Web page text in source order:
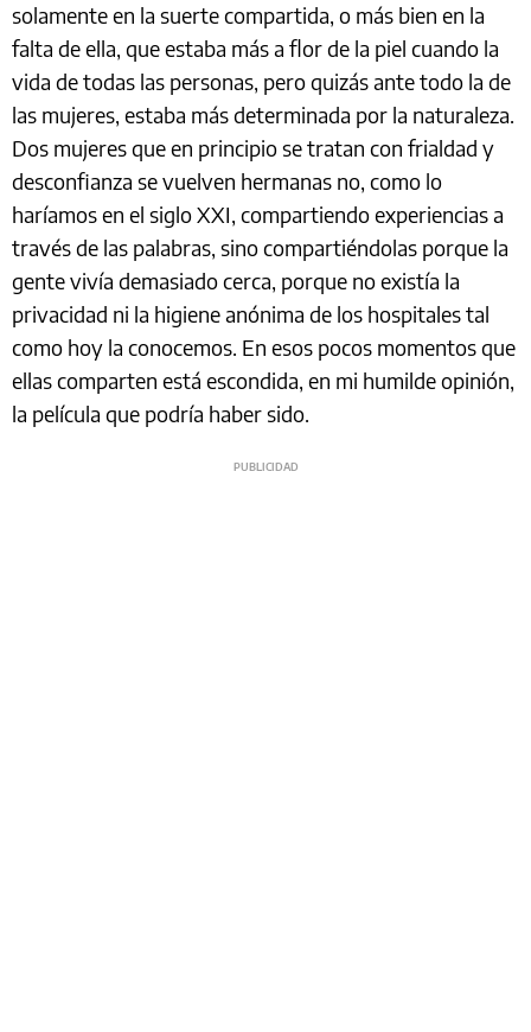
solamente en la suerte compartida, o más bien en la
falta de ella, que estaba más a flor de la piel cuando la
vida de todas las personas, pero quizás ante todo la de
las mujeres, estaba más determinada por la naturaleza.
Dos mujeres que en principio se tratan con frialdad y
desconfianza se vuelven hermanas no, como lo
haríamos en el siglo XXI, compartiendo experiencias a
través de las palabras, sino compartiéndolas porque la
gente vivía demasiado cerca, porque no existía la
privacidad ni la higiene anónima de los hospitales tal
como hoy la conocemos. En esos pocos momentos que
ellas comparten está escondida, en mi humilde opinión,
la película que podría haber sido.